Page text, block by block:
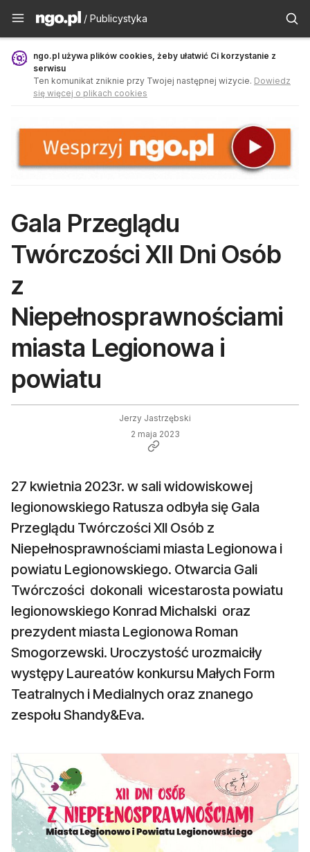
Publicystyka - ngo.pl
/ Publicystyka
ngo.pl używa plików cookies, żeby ułatwić Ci korzystanie z
serwisu
Ten komunikat zniknie przy Twojej następnej wizycie. Dowiedz
się więcej o plikach cookies
Gala Przeglądu
Twórczości XII Dni Osób
z
Niepełnosprawnościami
miasta Legionowa i
powiatu
Jerzy Jastrzębski
2 maja 2023
27 kwietnia 2023r. w sali widowiskowej
legionowskiego Ratusza odbyła się Gala
Przeglądu Twórczości XII Osób z
Niepełnosprawnościami miasta Legionowa i
powiatu Legionowskiego. Otwarcia Gali
Twórczości dokonali wicestarosta powiatu
legionowskiego Konrad Michalski oraz
prezydent miasta Legionowa Roman
Smogorzewski. Uroczystość urozmaiciły
występy Laureatów konkursu Małych Form
Teatralnych i Medialnych oraz znanego
zespołu Shandy&Eva.